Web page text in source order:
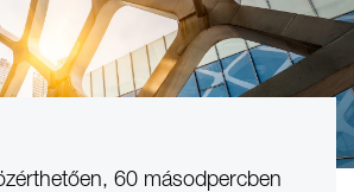
60 másodpercben